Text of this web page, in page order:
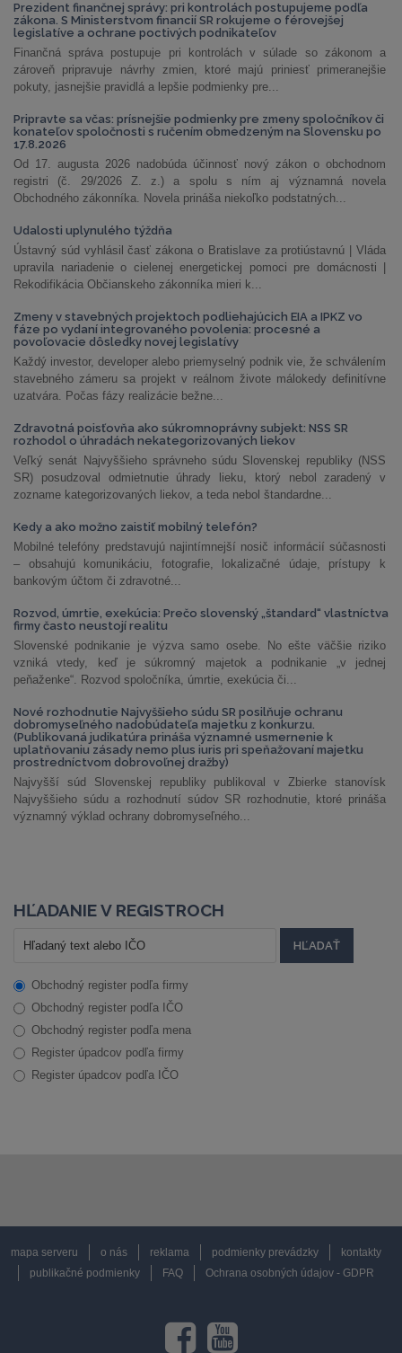
Prezident finančnej správy: pri kontrolách postupujeme podľa
zákona. S Ministerstvom financií SR rokujeme o férovejšej
legislatíve a ochrane poctivých podnikateľov
Finančná správa postupuje pri kontrolách v súlade so zákonom a
zároveň pripravuje návrhy zmien, ktoré majú priniesť primeranejšie
pokuty, jasnejšie pravidlá a lepšie podmienky pre...
Pripravte sa včas: prísnejšie podmienky pre zmeny spoločníkov či
konateľov spoločnosti s ručením obmedzeným na Slovensku po
17.8.2026
Od 17. augusta 2026 nadobúda účinnosť nový zákon o obchodnom
registri (č. 29/2026 Z. z.) a spolu s ním aj významná novela
Obchodného zákonníka. Novela prináša niekoľko podstatných...
Udalosti uplynulého týždňa
Ústavný súd vyhlásil časť zákona o Bratislave za protiústavnú | Vláda
upravila nariadenie o cielenej energetickej pomoci pre domácnosti |
Rekodifikácia Občianskeho zákonníka mieri k...
Zmeny v stavebných projektoch podliehajúcich EIA a IPKZ vo
fáze po vydaní integrovaného povolenia: procesné a
povoľovacie dôsledky novej legislatívy
Každý investor, developer alebo priemyselný podnik vie, že schválením
stavebného zámeru sa projekt v reálnom živote málokedy definitívne
uzatvára. Počas fázy realizácie bežne...
Zdravotná poisťovňa ako súkromnoprávny subjekt: NSS SR
rozhodol o úhradách nekategorizovaných liekov
Veľký senát Najvyššieho správneho súdu Slovenskej republiky (NSS
SR) posudzoval odmietnutie úhrady lieku, ktorý nebol zaradený v
zozname kategorizovaných liekov, a teda nebol štandardne...
Kedy a ako možno zaistiť mobilný telefón?
Mobilné telefóny predstavujú najintímnejší nosič informácií súčasnosti
– obsahujú komunikáciu, fotografie, lokalizačné údaje, prístupy k
bankovým účtom či zdravotné...
Rozvod, úmrtie, exekúcia: Prečo slovenský „štandard“ vlastníctva
firmy často neustojí realitu
Slovenské podnikanie je výzva samo osebe. No ešte väčšie riziko
vzniká vtedy, keď je súkromný majetok a podnikanie „v jednej
peňaženke“. Rozvod spoločníka, úmrtie, exekúcia či...
Nové rozhodnutie Najvyššieho súdu SR posilňuje ochranu
dobromyseľného nadobúdateľa majetku z konkurzu.
(Publikovaná judikatúra prináša významné usmernenie k
uplatňovaniu zásady nemo plus iuris pri speňažovaní majetku
prostredníctvom dobrovoľnej dražby)
Najvyšší súd Slovenskej republiky publikoval v Zbierke stanovísk
Najvyššieho súdu a rozhodnutí súdov SR rozhodnutie, ktoré prináša
významný výklad ochrany dobromyseľného...
HĽADANIE V REGISTROCH
Obchodný register podľa firmy
Obchodný register podľa IČO
Obchodný register podľa mena
Register úpadcov podľa firmy
Register úpadcov podľa IČO
mapa serveru o nás reklama podmienky prevádzky
kontakty
publikačné podmienky
FAQ Ochrana osobných údajov - GDPR